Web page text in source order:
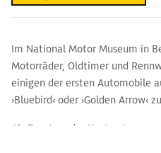
Im National Motor Museum in
Motorräder, Oldtimer und
einigen der ersten Automobile
›Bluebird‹ oder ›Golden Arrow‹
Als Zusatz- oder